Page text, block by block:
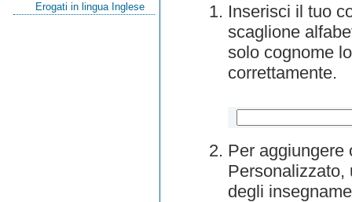
Erogati in lingua Inglese
Inserisci il tuo
scaglione
solo cognome
correttamente.
Per aggiungere
Personalizzato,
degli